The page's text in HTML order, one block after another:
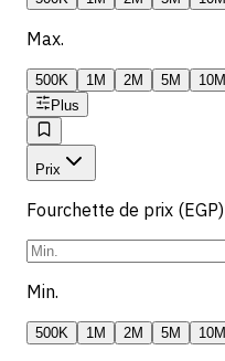
Max.
500K 1M 2M 5M 10M
Plus
Prix
Fourchette de prix (EGP)
Min.
500K 1M 2M 5M 10M